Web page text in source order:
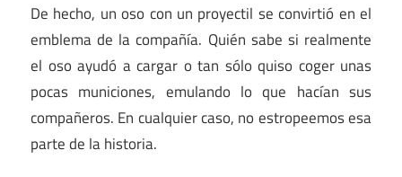
De hecho, un oso con un proyectil se convirtió en el
emblema de la compañía. Quién sabe si realmente
el oso ayudó a cargar o tan sólo quiso coger unas
pocas municiones, emulando lo que hacían sus
compañeros. En cualquier caso, no estropeemos esa
parte de la historia.